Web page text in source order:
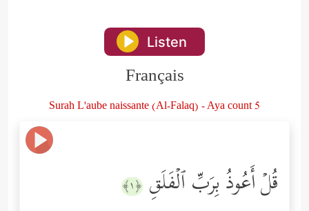
Listen
Français
Surah L'aube naissante (Al-Falaq) - Aya count 5
قُلۡ أَعُوذُ بِرَبِّ ٱلۡفَلَقِ ﴿١﴾